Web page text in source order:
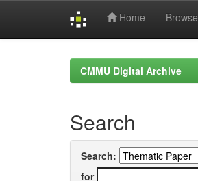
Home Browse
CMMU Digital Archive
Search
Search:
for